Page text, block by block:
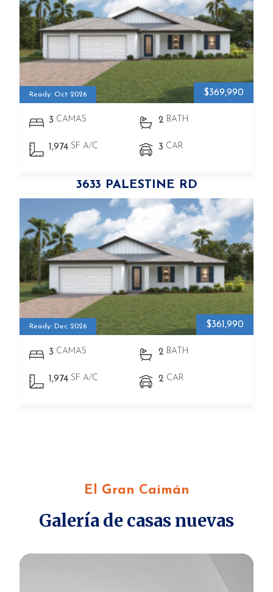
$369,990
Ready: Oct 2026
3 CAMAS 2 BATH
1,974 SF A/C 3 CAR
3633 PALESTINE RD
$361,990
Ready: Dec 2026
3 CAMAS 2 BATH
1,974 SF A/C 2 CAR
El Gran Caimán
Galería de casas nuevas